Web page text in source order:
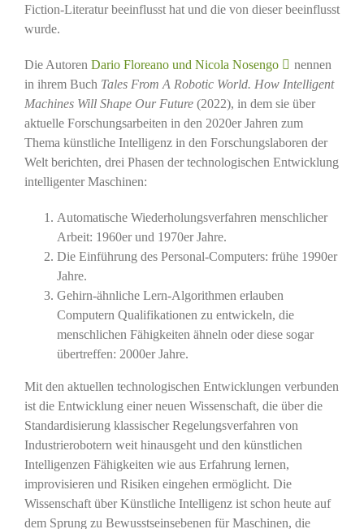
Fiction-Literatur beeinflusst hat und die von dieser beeinflusst
wurde.
Die Autoren Dario Floreano und Nicola Nosengo
nennen
in ihrem Buch Tales From A Robotic World. How Intelligent
Machines Will Shape Our Future (2022), in dem sie über
aktuelle Forschungsarbeiten in den 2020er Jahren zum
Thema künstliche Intelligenz in den Forschungslaboren der
Welt berichten, drei Phasen der technologischen Entwicklung
intelligenter Maschinen:
Automatische Wiederholungsverfahren menschlicher
Arbeit: 1960er und 1970er Jahre.
Die Einführung des Personal-Computers: frühe 1990er
Jahre.
Gehirn-ähnliche Lern-Algorithmen erlauben
Computern Qualifikationen zu entwickeln, die
menschlichen Fähigkeiten ähneln oder diese sogar
übertreffen: 2000er Jahre.
Mit den aktuellen technologischen Entwicklungen verbunden
ist die Entwicklung einer neuen Wissenschaft, die über die
Standardisierung klassischer Regelungsverfahren von
Industrierobotern weit hinausgeht und den künstlichen
Intelligenzen Fähigkeiten wie aus Erfahrung lernen,
improvisieren und Risiken eingehen ermöglicht. Die
Wissenschaft über Künstliche Intelligenz ist schon heute auf
dem Sprung zu Bewusstseinsebenen für Maschinen, die